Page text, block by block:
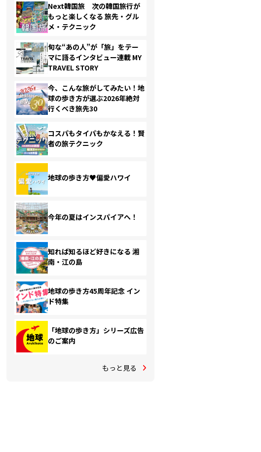
Next韓国旅 次の韓国旅行が
もっと楽しくなる 旅先・グル
メ・テクニック
旬な“あの人”が「旅」をテー
マに語るインタビュー連載 MY
TRAVEL STORY
今、こんな旅がしてみたい！地
球の歩き方が選ぶ2026年絶対
行くべき旅先30
コスパもタイパもかなえる！賢
者の旅テクニック
地球の歩き方♥偏愛ハワイ
今年の夏はインスパイアへ！
知れば知るほど好きになる 湘
南・江の島
地球の歩き方45周年記念 イン
ド特集
「地球の歩き方」シリーズ広告
のご案内
もっと見る